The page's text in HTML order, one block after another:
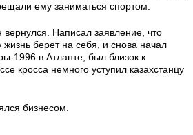
ему заниматься спортом.
вернулся. Написал заявление, что
жизнь берет на себя, и снова начал
1996 в Атланте, был близок к
кросса немного уступил казахстанцу
бизнесом.